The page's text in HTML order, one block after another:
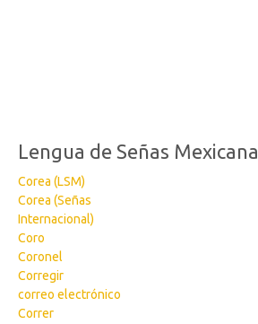
Lengua de Señas Mexicana
Corea (LSM)
Corea (Señas
Internacional)
Coro
Coronel
Corregir
correo electrónico
Correr